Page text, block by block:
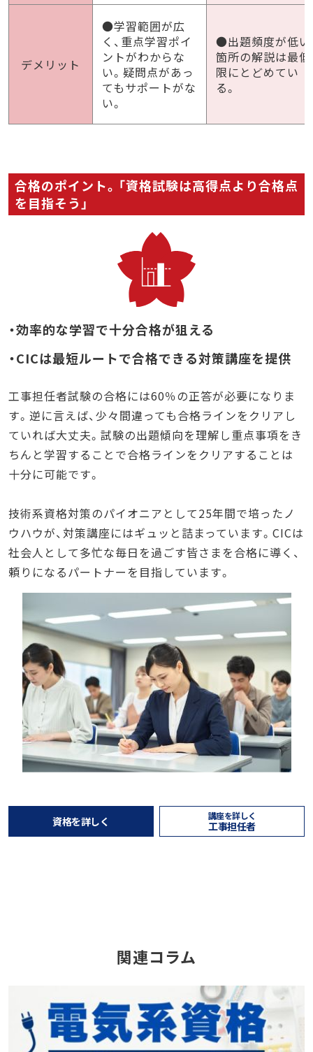
デメリット
●学習範囲が広
く、重点学習ポイ
ントがわからな
い。疑問点があっ
てもサポートがな
い。
●出題頻度が低い
箇所の解説は最低
限にとどめてい
る。
合格のポイント。「資格試験は高得点より合格点
を目指そう」
・効率的な学習で十分合格が狙える
・CICは最短ルートで合格できる対策講座を提供
工事担任者試験の合格には60％の正答が必要になりま
す。逆に言えば、少々間違っても合格ラインをクリアし
ていれば大丈夫。試験の出題傾向を理解し重点事項をき
ちんと学習することで合格ラインをクリアすることは
十分に可能です。
技術系資格対策のパイオニアとして25年間で培ったノ
ウハウが、対策講座にはギュッと詰まっています。CICは
社会人として多忙な毎日を過ごす皆さまを合格に導く、
頼りになるパートナーを目指しています。
資格を詳しく 講座を詳しく
工事担任者
関連コラム